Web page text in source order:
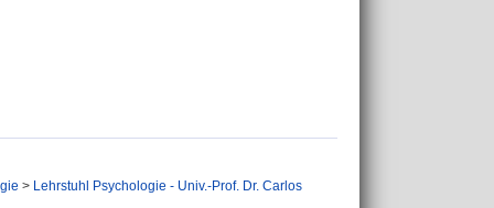
> Lehrstuhl Psychologie - Univ.-Prof. Dr. Carlos